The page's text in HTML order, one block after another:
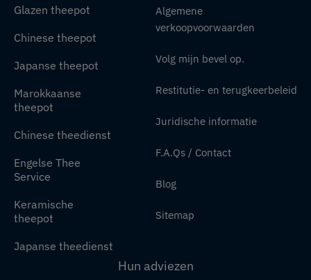
Glazen theepot
Chinese theepot
Japanse theepot
Marokkaanse
theepot
Chinese theedienst
Engelse Thee
Service
Keramische
theepot
Japanse theedienst
Algemene
verkoopvoorwaarden
Volg mijn bevel op.
Restitutie- en terugkeerbeleid
Juridische informatie
F.A.Qs / Contact
Blog
Sitemap
Hun adviezen